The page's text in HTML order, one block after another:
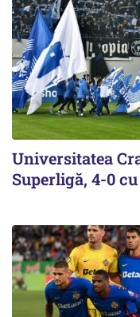
Universitatea
Superligă, 4-0